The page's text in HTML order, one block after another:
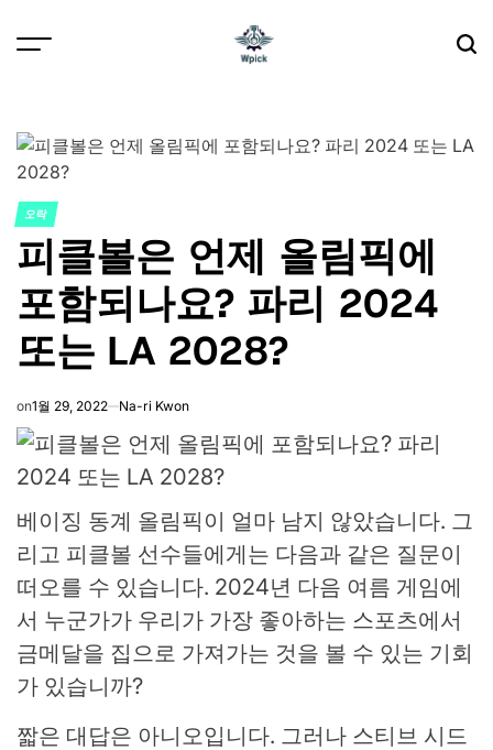
POSTED
IN
오락
피클볼은 언제 올림픽에
포함되나요? 파리 2024
또는 LA 2028?
on1월 29, 2022 Na-ri Kwon
베이징 동계 올림픽이 얼마 남지 않았습니다. 그
리고 피클볼 선수들에게는 다음과 같은 질문이
떠오를 수 있습니다. 2024년 다음 여름 게임에
서 누군가가 우리가 가장 좋아하는 스포츠에서
금메달을 집으로 가져가는 것을 볼 수 있는 기회
가 있습니까?
짧은 대답은 아니오입니다. 그러나 스티브 시드